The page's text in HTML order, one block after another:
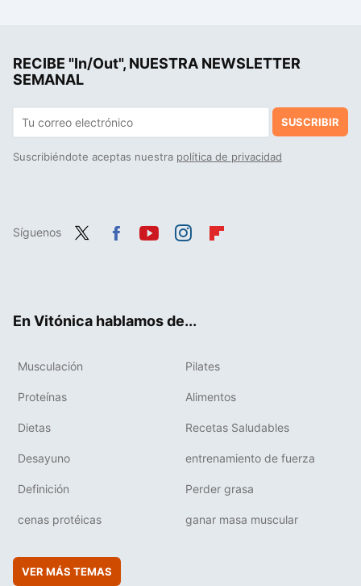
RECIBE "In/Out", NUESTRA NEWSLETTER
SEMANAL
SUSCRIBIR
Suscribiéndote aceptas nuestra política de privacidad
Síguenos
En Vitónica hablamos de...
Musculación Pilates
Proteínas Alimentos
Dietas Recetas Saludables
Desayuno entrenamiento de fuerza
Definición Perder grasa
cenas protéicas ganar masa muscular
VER MÁS TEMAS